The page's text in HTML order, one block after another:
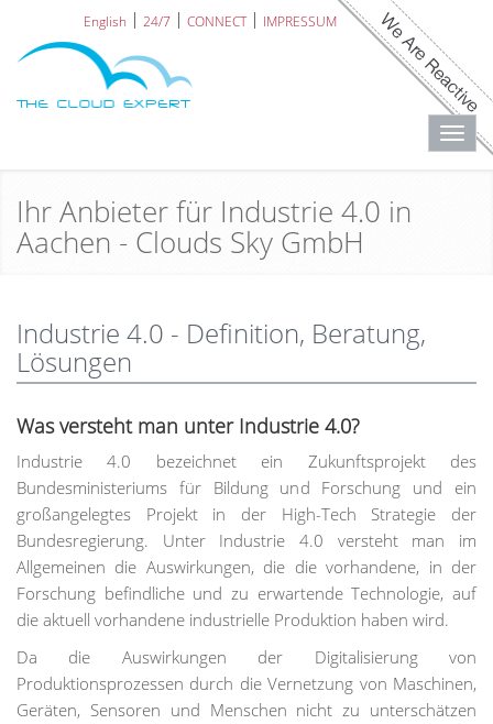
English 24/7 CONNECT IMPRESSUM
Ihr Anbieter für Industrie 4.0 in
Aachen - Clouds Sky GmbH
Industrie 4.0 - Definition, Beratung,
Lösungen
Was versteht man unter Industrie 4.0?
Industrie 4.0 bezeichnet ein Zukunftsprojekt des
Bundesministeriums für Bildung und Forschung und ein
großangelegtes Projekt in der High-Tech Strategie der
Bundesregierung. Unter Industrie 4.0 versteht man im
Allgemeinen die Auswirkungen, die die vorhandene, in der
Forschung befindliche und zu erwartende Technologie, auf
die aktuell vorhandene industrielle Produktion haben wird.
Da die Auswirkungen der Digitalisierung von
Produktionsprozessen durch die Vernetzung von Maschinen,
Geräten, Sensoren und Menschen nicht zu unterschätzen